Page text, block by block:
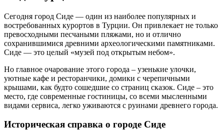
Сегодня город Сиде — один из наиболее популярных и
востребованных курортов в Турции. Он привлекает не только
превосходными песчаными пляжами, но и отлично
сохранившимися древними археологическими памятниками.
Сиде — это целый «музей под открытым небом».
Но главное очарование этого города – узенькие улочки,
уютные кафе и ресторанчики, домики с черепичными
крышами, как будто сошедшие со страниц сказок. Сиде – это
место, где современные гостиницы, со всеми мысленными
видами сервиса, легко уживаются с руинами древнего города.
Историческая справка о городе Сиде